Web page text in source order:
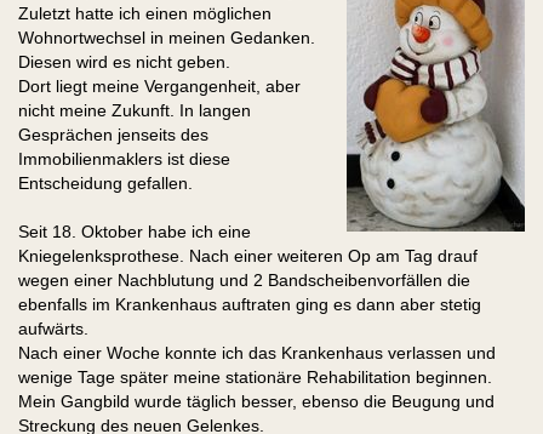
Zuletzt hatte ich einen möglichen
Wohnortwechsel in meinen Gedanken.
Diesen wird es nicht geben.
Dort liegt meine Vergangenheit, aber
nicht meine Zukunft. In langen
Gesprächen jenseits des
Immobilienmaklers ist diese
Entscheidung gefallen.
Seit 18. Oktober habe ich eine
Kniegelenksprothese. Nach einer weiteren Op am Tag drauf
wegen einer Nachblutung und 2 Bandscheibenvorfällen die
ebenfalls im Krankenhaus auftraten ging es dann aber stetig
aufwärts.
Nach einer Woche konnte ich das Krankenhaus verlassen und
wenige Tage später meine stationäre Rehabilitation beginnen.
Mein Gangbild wurde täglich besser, ebenso die Beugung und
Streckung des neuen Gelenkes.